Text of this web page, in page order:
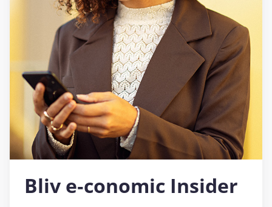
Bliv e‑conomic Insider